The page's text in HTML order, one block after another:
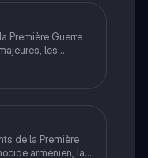
Première Guerre
les
et les
Clemenceau.
de la Première
arménien, la